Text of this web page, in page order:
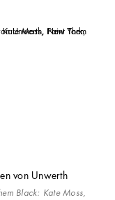
von Unwerth
Black: Kate Moss,